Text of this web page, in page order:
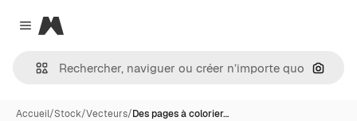
Close menu
Magnific
Accueil/Stock/Vecteurs/Des pages à colorier…